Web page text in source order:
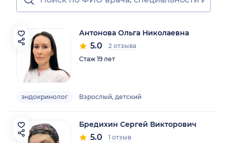
Антонова Ольга Николаевна
5.0
2 отзыва
Стаж 19 лет
эндокринолог Взрослый, детский
Бредихин Сергей Викторович
5.0
1 отзыв